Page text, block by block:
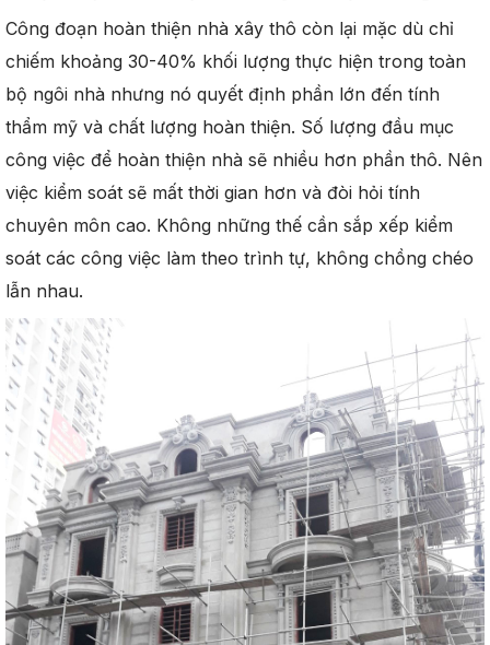
Công đoạn hoàn thiện nhà xây thô còn lại mặc dù chỉ
chiếm khoảng 30-40% khối lượng thực hiện trong toàn
bộ ngôi nhà nhưng nó quyết định phần lớn đến tính
thẩm mỹ và chất lượng hoàn thiện. Số lượng đầu mục
công việc để hoàn thiện nhà sẽ nhiều hơn phần thô. Nên
việc kiểm soát sẽ mất thời gian hơn và đòi hỏi tính
chuyên môn cao. Không những thế cần sắp xếp kiểm
soát các công việc làm theo trình tự, không chồng chéo
lẫn nhau.